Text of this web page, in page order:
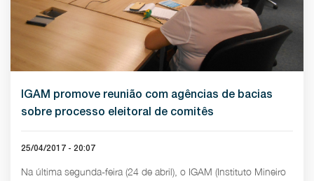
IGAM promove reunião com agências de bacias
sobre processo eleitoral de comitês
25/04/2017 - 20:07
Na última segunda-feira (24 de abril), o IGAM (Instituto Mineiro